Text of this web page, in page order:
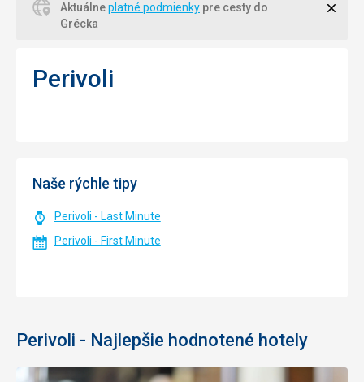
Aktuálneplatné podmienky pre cesty do
Grécka
Perivoli
Naše rýchle tipy
Perivoli - Last Minute
Perivoli - First Minute
Perivoli - Najlepšie hodnotené hotely